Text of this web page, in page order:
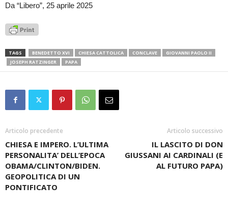
Da “Libero”, 25 aprile 2025
TAGS BENEDETTO XVI CHIESA CATTOLICA CONCLAVE
GIOVANNI PAOLO II
JOSEPH RATZINGER
PAPA
Articolo precedente
CHIESA E IMPERO. L’ULTIMA
PERSONALITA’ DELL’EPOCA
OBAMA/CLINTON/BIDEN.
GEOPOLITICA DI UN
PONTIFICATO
Articolo successivo
IL LASCITO DI DON
GIUSSANI AI CARDINALI (E
AL FUTURO PAPA)